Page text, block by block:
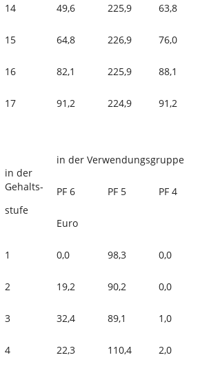
14 49,6 225,9 63,8
15 64,8 226,9 76,0
16 82,1 225,9 88,1
17 91,2 224,9 91,2
in der
Gehalts-
stufe
in der Verwendungsgruppe
PF 6 PF 5 PF 4
Euro
1 0,0 98,3 0,0
2 19,2 90,2 0,0
3 32,4 89,1 1,0
4 22,3 110,4 2,0